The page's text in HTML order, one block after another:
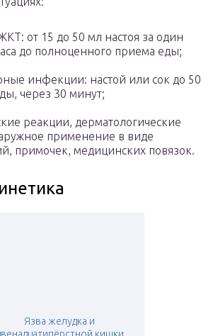
от 15 до 50 мл настоя за один
до полноценного приема еды;
инфекции: настой или сок до 50
через 30 минут;
реакции, дерматологические
применение в виде
примочек, медицинских повязок.
Язва желудка и